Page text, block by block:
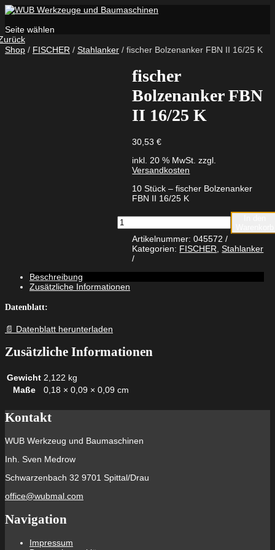
Seite wählen
Shop / FISCHER / Stahlanker / fischer Bolzenanker FBN II 16/25 K
fischer
Bolzenanker FBN
II 16/25 K
30,53€
inkl. 20 % MwSt. zzgl.
Versandkosten
10 Stück – fischer Bolzenanker
FBN II 16/25 K
fischer
Bolzenanker
FBN
16/25
Artikelnummer:045572
Kategorien: FISCHER ,Stahlanker
Beschreibung
Zusätzliche Informationen
Datenblatt:
📄 Datenblatt herunterladen
Zusätzliche Informationen
Gewicht 2,122 kg
Maße
0,18 × 0,09 × 0,09 cm
Kontakt
WUB Werkzeug und Baumaschinen
Inh. Sven Medrow
Schwarzenbach 32 9701 Spittal/Drau
office@wubmal.com
Navigation
Impressum